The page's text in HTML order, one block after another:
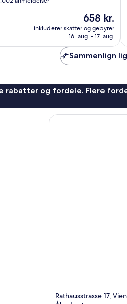
Prisen
er
658 kr.
658 kr.
inkluderer skatter og gebyrer
16. aug. - 17. aug.
Sammenlign
rabatter og fordele. Flere
Rathausstrasse 17,